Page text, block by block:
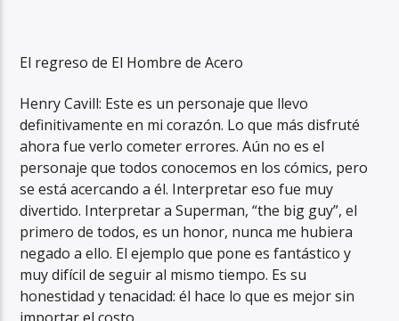
El regreso de El Hombre de Acero
Henry Cavill: Este es un personaje que llevo
definitivamente en mi corazón. Lo que más disfruté
ahora fue verlo cometer errores. Aún no es el
personaje que todos conocemos en los cómics, pero
se está acercando a él. Interpretar eso fue muy
divertido. Interpretar a Superman, “the big guy”, el
primero de todos, es un honor, nunca me hubiera
negado a ello. El ejemplo que pone es fantástico y
muy difícil de seguir al mismo tiempo. Es su
honestidad y tenacidad: él hace lo que es mejor sin